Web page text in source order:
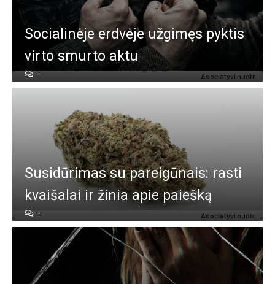
Asociatyvi nuotr.
So­cia­li­nė­je erd­vė­je už­gi­męs pyk­tis
vir­to smur­to ak­tu
-
Asociatyvi nuotr.
Su­si­dū­ri­mas su pa­rei­gū­nais: ras­ti
kvai­ša­lai ir ži­nia apie paieš­ką
-